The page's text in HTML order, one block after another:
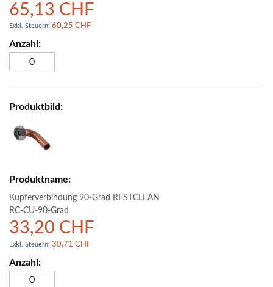
65,13 CHF
60,25 CHF
Kupferverbindung 90-Grad RESTCLEAN
RC-CU-90-Grad
33,20 CHF
30,71 CHF